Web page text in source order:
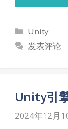
分
类
Unity
发表评论
Unity引
2024年12月